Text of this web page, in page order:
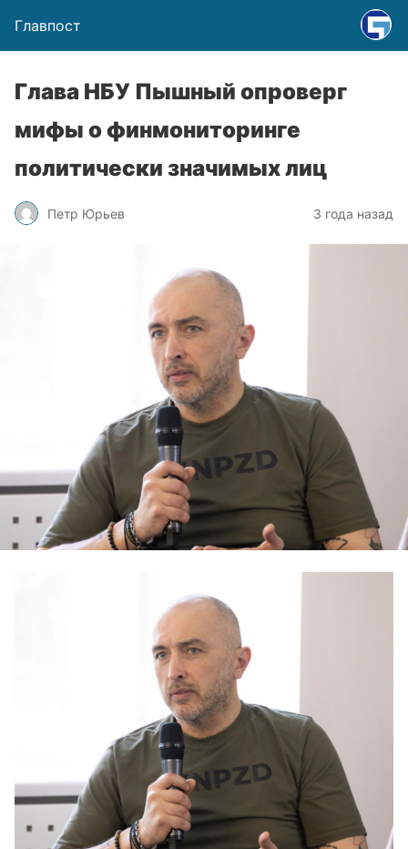
Главпост
Глава НБУ Пышный опроверг
мифы о финмониторинге
политически значимых лиц
Петр Юрьев 3 года назад